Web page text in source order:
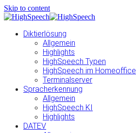
Skip to content
Diktierlösung
Allgemein
Highlights
HighSpeech Typen
HighSpeech im Homeoffice
Terminalserver
Spracherkennung
Allgemein
HighSpeech KI
Highlights
DATEV